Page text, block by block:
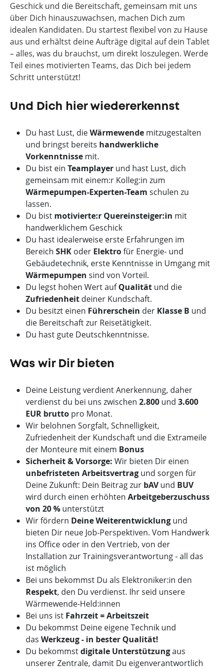
Geschick und die Bereitschaft, gemeinsam mit uns
über Dich hinauszuwachsen, machen Dich zum
idealen Kandidaten. Du startest flexibel von zu Hause
aus und erhältst deine Aufträge digital auf dein Tablet
– alles, was du brauchst, um direkt loszulegen. Werde
Teil eines motivierten Teams, das Dich bei jedem
Schritt unterstützt!
Und Dich hier wiedererkennst
Du hast Lust, dieWärmewende mitzugestalten
und bringst bereits handwerkliche
Vorkenntnisse mit.
Du bist ein Teamplayer und hast Lust, dich
gemeinsam mit einem:r Kolleg:in zum
Wärmepumpen-Experten-Team schulen zu
lassen.
Du bist motivierte:r Quereinsteiger:in mit
handwerklichem Geschick
Du hast idealerweise erste Erfahrungen im
Bereich SHK oder Elektrofür Energie- und
Gebäudetechnik, erste Kenntnisse in Umgang mit
Wärmepumpen sind von Vorteil.
Du legst hohen Wert aufQualität und die
Zufriedenheit deiner Kundschaft.
Du besitzt einen Führerschein der Klasse B und
die Bereitschaft zur Reisetätigkeit.
Du hast gute Deutschkenntnisse.
Was wir Dir bieten
Deine Leistung verdient Anerkennung, daher
verdienst du bei uns zwischen 2.800 und 3.600
EUR brutto pro Monat.
Wir belohnen Sorgfalt, Schnelligkeit,
Zufriedenheit der Kundschaft und die Extrameile
der Monteure mit einem Bonus
Sicherheit & Vorsorge: Wir bieten Dir einen
unbefristeten Arbeitsvertrag und sorgen für
Deine Zukunft: Dein Beitrag zur bAVund BUV
wird durch einen erhöhten Arbeitgeberzuschuss
von 20 % unterstützt
Wir fördern Deine Weiterentwicklung und
bieten Dir neue Job-Perspektiven. Vom Handwerk
ins Office oder in den Vertrieb, von der
Installation zur Trainingsverantwortung - all das
ist möglich
Bei uns bekommst Du als Elektroniker:in den
Respekt, den Du verdienst. Ihr seid unsere
Wärmewende-Held:innen
Bei uns ist Fahrzeit = Arbeitszeit
Du bekommst Deine eigene Technik und
das Werkzeug - in bester Qualität!
Du bekommstdigitale Unterstützungaus
unserer Zentrale, damit Du eigenverantwortlich